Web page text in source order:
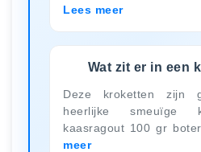
Lees meer
Wat zit er in een
Deze kroketten zijn
heerlijke smeuïge
kaasragout 100 gr
meer